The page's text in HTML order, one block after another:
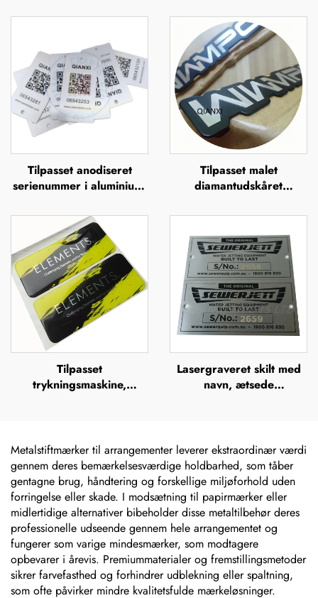
Tilpasset anodiseret
serienummer i aluminium,
offsettryk,
metalbrandnavn, forhøjet
metallogo-plade
Tilpasset malet
diamantudskåret
metallogo-plade
Tilpasset
trykningsmaskine,
sticker
Lasergraveret skilt med
navn, ætsede
Metalstiftmærker til arrangementer leverer ekstraordinær værdi
gennem deres bemærkelsesværdige holdbarhed, som tåber
gentagne brug, håndtering og forskellige miljøforhold uden
forringelse eller skade. I modsætning til papirmærker eller
midlertidige alternativer bibeholder disse metaltilbehør deres
professionelle udseende gennem hele arrangementet og
fungerer som varige mindesmærker, som modtagere
opbevarer i årevis. Premiummaterialer og fremstillingsmetoder
sikrer farvefasthed og forhindrer udblekning eller spaltning,
som ofte påvirker mindre kvalitetsfulde mærkeløsninger.